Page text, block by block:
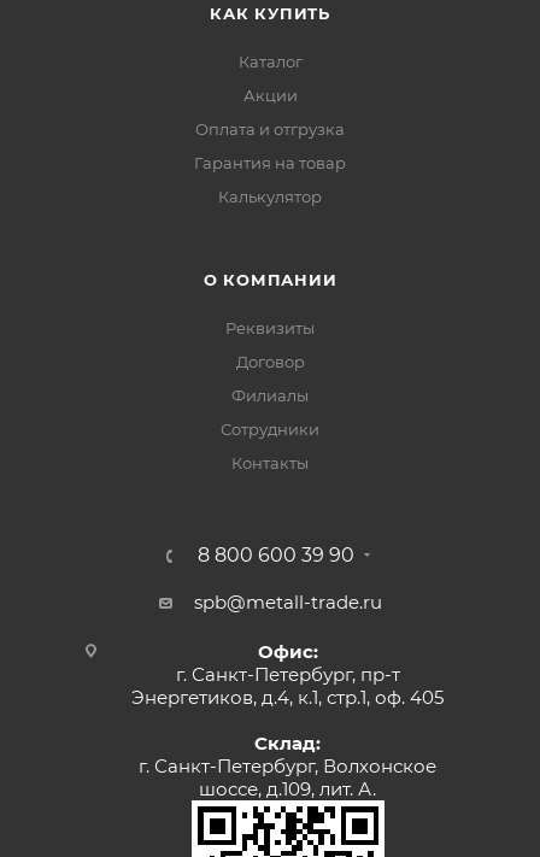
КАК КУПИТЬ
Каталог
Акции
Оплата и отгрузка
Гарантия на товар
Калькулятор
О КОМПАНИИ
Реквизиты
Договор
Филиалы
Сотрудники
Контакты
8 800 600 39 90
spb@metall-trade.ru
Офис:
г. Санкт-Петербург, пр-т
Энергетиков, д.4, к.1, стр.1, оф. 405
Склад:
г. Санкт-Петербург, Волхонское
шоссе, д.109, лит. А.